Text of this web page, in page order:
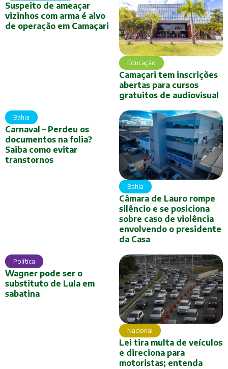
Suspeito de ameaçar
vizinhos com arma é alvo
de operação em Camaçari
Educação
Camaçari tem inscrições
abertas para cursos
gratuitos de audiovisual
Bahia
Carnaval – Perdeu os
documentos na folia?
Saiba como evitar
transtornos
Bahia
Câmara de Lauro rompe
silêncio e se posiciona
sobre caso de violência
envolvendo o presidente
da Casa
Política
Wagner pode ser o
substituto de Lula em
sabatina
Nacional
Lei tira multa de veículos
e direciona para
motoristas; entenda